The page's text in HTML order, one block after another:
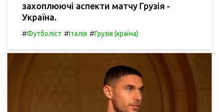
захоплюючі аспекти матчу Грузія -
Україна.
#Футболіст #Італія #Грузія (країна)